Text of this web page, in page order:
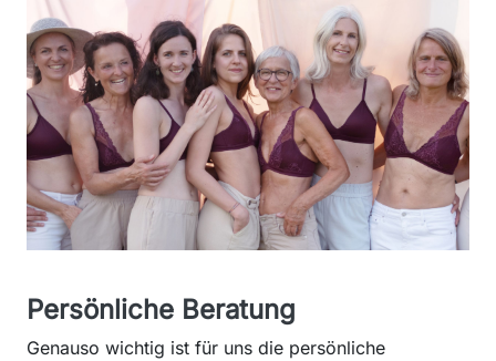
Persönliche Beratung
Genauso wichtig ist für uns die persönliche